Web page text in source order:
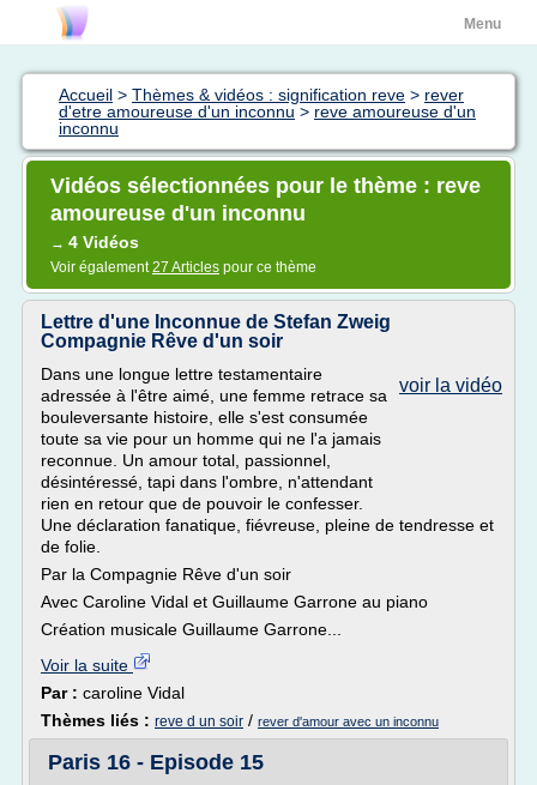
Menu
Accueil > Thèmes & vidéos : signification reve > rever
d'etre amoureuse d'un inconnu > reve amoureuse d'un
inconnu
Vidéos sélectionnées pour le thème : reve
amoureuse d'un inconnu
→ 4 Vidéos
Voir également27 Articles pour ce thème
Lettre d'une Inconnue de Stefan Zweig
Compagnie Rêve d'un soir
voir la vidéo
Dans une longue lettre testamentaire
adressée à l'être aimé, une femme retrace sa
bouleversante histoire, elle s'est consumée
toute sa vie pour un homme qui ne l'a jamais
reconnue. Un amour total, passionnel,
désintéressé, tapi dans l'ombre, n'attendant
rien en retour que de pouvoir le confesser.
Une déclaration fanatique, fiévreuse, pleine de tendresse et
de folie.
Par la Compagnie Rêve d'un soir
Avec Caroline Vidal et Guillaume Garrone au piano
Création musicale Guillaume Garrone...
Voir la suite
Par : caroline Vidal
Thèmes liés : reve d un soir / rever d'amour avec un inconnu
Paris 16 - Episode 15